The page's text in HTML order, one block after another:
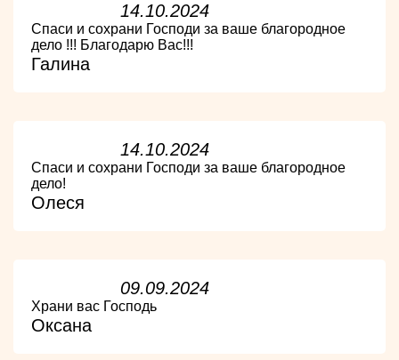
14.10.2024
Спаси и сохрани Господи за ваше благородное
дело !!! Благодарю Вас!!!
Галина
14.10.2024
Спаси и сохрани Господи за ваше благородное
дело!
Олеся
09.09.2024
Храни вас Господь
Оксана